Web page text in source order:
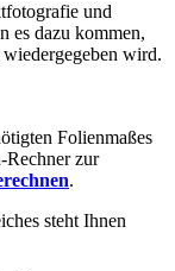
und
es dazu kommen,
wiedergegeben wird.
Folienmaßes
Rechner zur
.
steht Ihnen